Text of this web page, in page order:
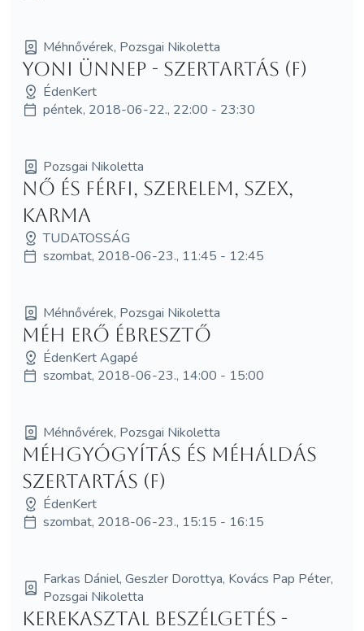
Méhnővérek, Pozsgai Nikoletta
Yoni Ünnep - szertartás (F)
ÉdenKert
péntek, 2018-06-22., 22:00 - 23:30
Pozsgai Nikoletta
Nő és Férfi, szerelem, szex,
karma
TUDATOSSÁG
szombat, 2018-06-23., 11:45 - 12:45
Méhnővérek, Pozsgai Nikoletta
Méh Erő Ébresztő
ÉdenKert Agapé
szombat, 2018-06-23., 14:00 - 15:00
Méhnővérek, Pozsgai Nikoletta
Méhgyógyítás és MéhÁldás
szertartás (F)
ÉdenKert
szombat, 2018-06-23., 15:15 - 16:15
Farkas Dániel, Geszler Dorottya, Kovács Pap Péter,
Pozsgai Nikoletta
Kerekasztal beszélgetés -